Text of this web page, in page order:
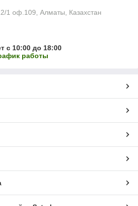
1 оф.109, Алматы, Казахстан
с 10:00 до 18:00
работы